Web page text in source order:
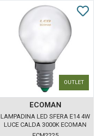
OUTLET
ECOMAN
LAMPADINA LED SFERA E14 4W
LUCE CALDA 3000K ECOMAN
VETRO GHIACCIO